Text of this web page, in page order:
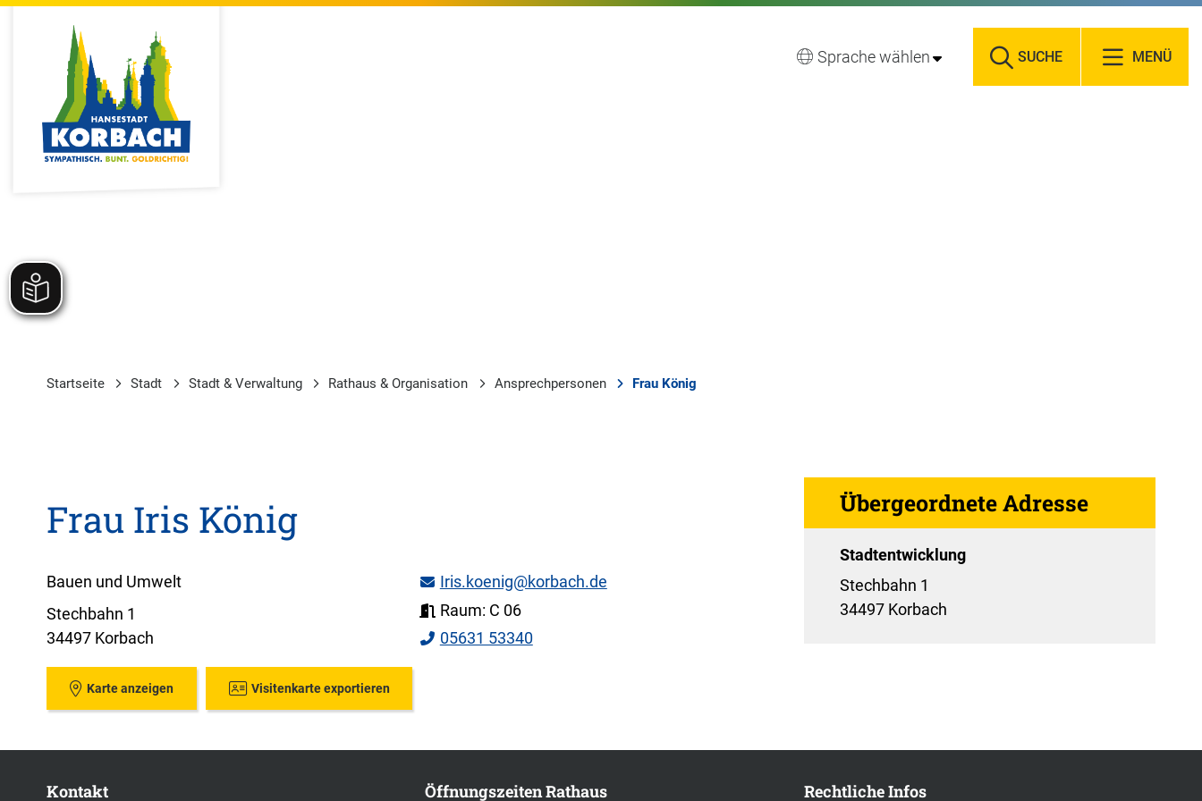
Sprache wählen SUCHE MENÜ
Startseite Stadt Stadt & Verwaltung Rathaus & Organisation Ansprechpersonen Frau König
Frau Iris König
Bauen und Umwelt
Stechbahn 1
34497 Korbach
Iris.koenig@korbach.de
Raum: C 06
05631 53340
Karte anzeigen Visitenkarte exportieren
Übergeordnete Adresse
Stadtentwicklung
Stechbahn 1
34497 Korbach
Kontakt Öffnungszeiten Rathaus Rechtliche Infos